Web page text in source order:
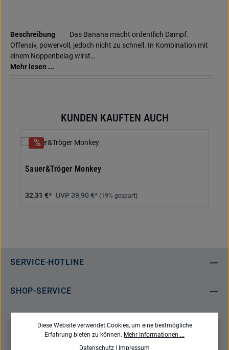
Beschreibung
Das Banana macht ordentlich Dampf.
Offensiv, powervoll, jedoch nicht zu schnell. In Kombination mit
einem Noppenbelag wirst…
Mehr lesen ...
Produktgalerie überspringenKUNDEN KAUFTEN AUCH
Sauer&Tröger Monkey
32,31 €* 39,90 €* (19% gespart)
SERVICE-HOTLINE
SHOP-SERVICE
Diese Website verwendet Cookies, um eine bestmögliche
Erfahrung bieten zu können. Mehr Informationen ...
Datenschutz
Impressum